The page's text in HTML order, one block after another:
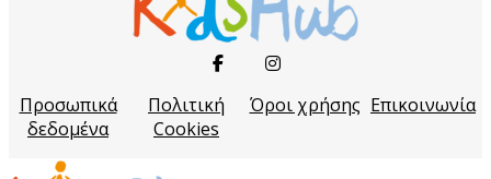
Προσωπικά
δεδομένα
Πολιτική
Cookies
Όροι χρήσης Επικοινωνία